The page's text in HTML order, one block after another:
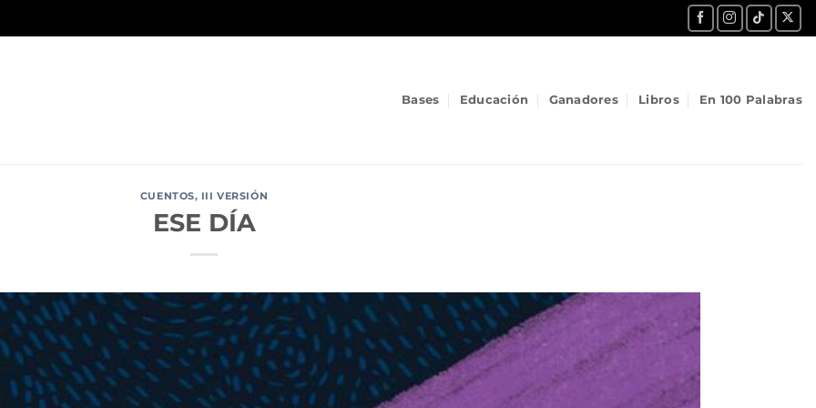
Bases Educación Ganadores Libros En 100 Palabras
CUENTOS, III VERSIÓN
ESE DÍA